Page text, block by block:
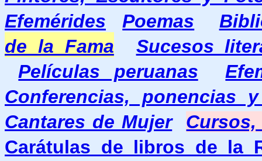
Efemérides
Poemas
de la Fama
Sucesos
Películas peruanas
Conferencias, ponencias
Cantares de Mujer
Carátulas de libros de la